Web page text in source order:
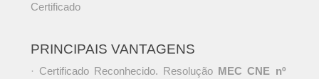
Certificado
PRINCIPAIS VANTAGENS
· Certificado Reconhecido. Resolução MEC CNE nº